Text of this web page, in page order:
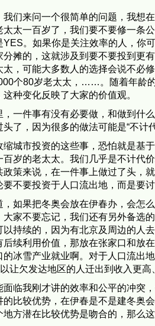
们来问一个很简单的问题，我想
太一百岁了，我们要不要修一条
。如果你是关注效率的人，你
摊的，这就涉及到要不要投到更
，可能大多数人的选择会说不必
个80岁老太太，……。随着年龄
种变化反映了大家的价值观。
一件事有没有必要做，和做到什
了，因为很多的做法可能是“不计代
城市投资的这些事，恐怕就是基
岁的老太太。我们几乎是不计代
策来说，在一件事上做过了头，
不要投资于人口流出地，而是要
如果把冬奥会放在伊春办，会怎
家不要忘记，我们还有另外备选
持续的，因为有北京及周边的人
续利用价值，那放在张家口和放
冰雪产业就业啊。对于人口流出
让欠发达地区的人迁出到收入更高
临我刚才讲的效率和公平的冲突
比较优势，在伊春是不是建冬奥
方潜在比较优势是吻合的，那么